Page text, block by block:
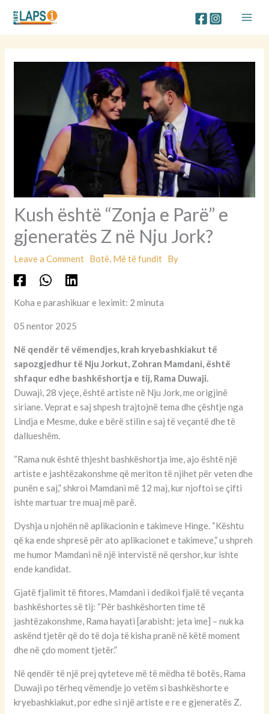
content
Kush është “Zonja e Parë” e
gjeneratës Z në Nju Jork?
Leave a Comment Botë, Më të fundit By
Koha e parashikuar e leximit: 2 minuta
05 nentor 2025
Në qendër të vëmendjes, krah kryebashkiakut të
sapozgjedhur të Nju Jorkut, Zohran Mamdani, është
shfaqur edhe bashkëshortja e tij, Rama Duwaji.
Duwaji, 28 vjeçe, është artiste në Nju Jork, me origjinë
siriane. Veprat e saj shpesh trajtojnë tema dhe çështje nga
Lindja e Mesme, duke e bërë stilin e saj të veçantë dhe të
dallueshëm.
“Rama nuk është thjesht bashkëshortja ime, ajo është një
artiste e jashtëzakonshme që meriton të njihet për veten dhe
punën e saj,” shkroi Mamdani më 12 maj, kur njoftoi se çifti
ishte martuar tre muaj më parë.
Dyshja u njohën në aplikacionin e takimeve Hinge. “Kështu
që ka ende shpresë për ato aplikacionet e takimeve,” u shpreh
me humor Mamdani në një intervistë në qershor, kur ishte
ende kandidat.
Gjatë fjalimit të fitores, Mamdani i dedikoi fjalë të veçanta
bashkëshortes së tij: “Për bashkëshorten time të
jashtëzakonshme, Rama hayati [arabisht: jeta ime] – nuk ka
askënd tjetër që do të doja të kisha pranë në këtë moment
dhe në çdo moment tjetër.”
Në qendër të një prej qyteteve më të mëdha të botës, Rama
Duwaji po tërheq vëmendje jo vetëm si bashkëshorte e
kryebashkiakut, por edhe si një artiste e re e gjeneratës Z.